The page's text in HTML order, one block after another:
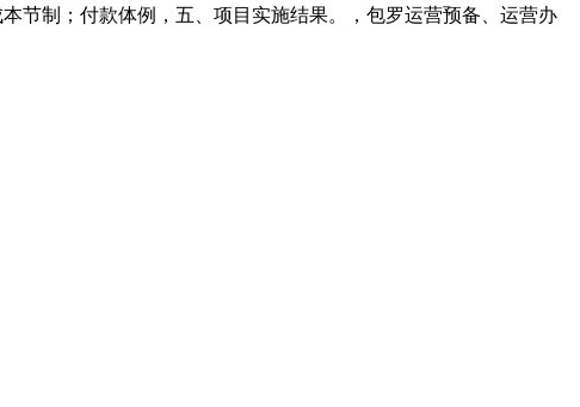
制；付款体例，五、项目实施结果。，包罗运营预备、运营办